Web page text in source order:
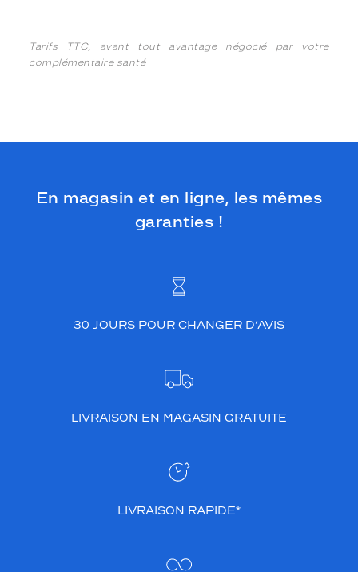
Tarifs TTC, avant tout avantage négocié par votre
complémentaire santé
En magasin et en ligne, les mêmes
garanties !
30 JOURS POUR CHANGER D’AVIS
LIVRAISON EN MAGASIN GRATUITE
LIVRAISON RAPIDE*